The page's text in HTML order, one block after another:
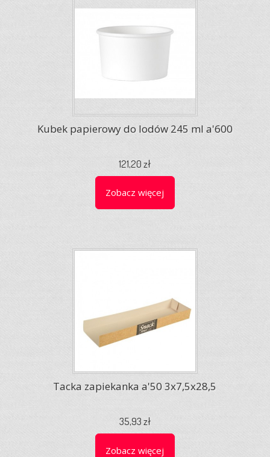
Kubek papierowy do lodów 245 ml a'600
121,20 zł
Zobacz więcej
Tacka zapiekanka a'50 3x7,5x28,5
35,93 zł
Zobacz więcej